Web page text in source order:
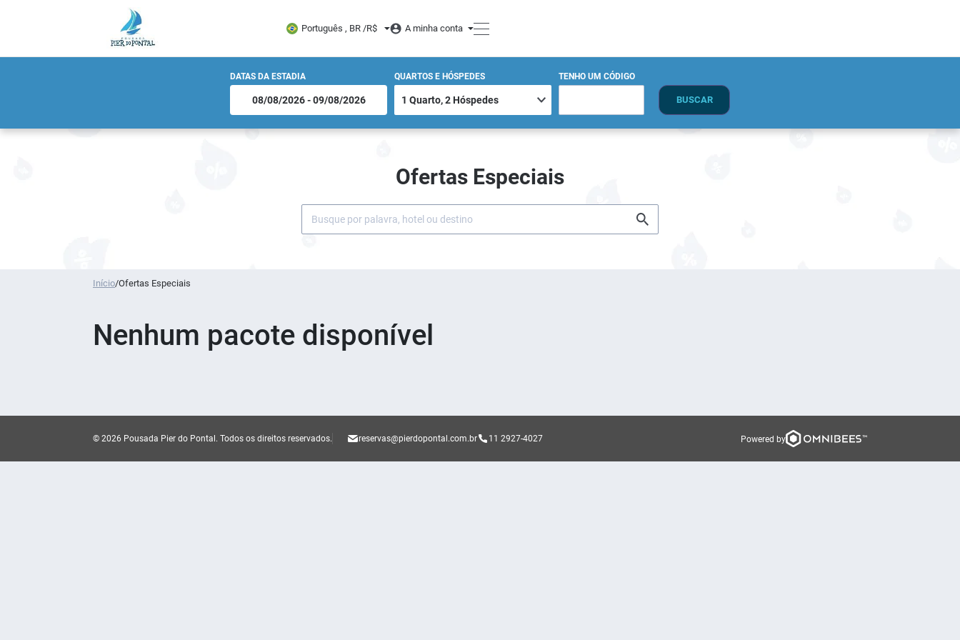
Português , BR /R$ A minha conta
DATAS DA ESTADIA QUARTOS E HÓSPEDES TENHO UM CÓDIGO
BUSCAR
Ofertas Especiais
Início/Ofertas Especiais
Nenhum pacote disponível
reservas@pierdopontal.com.br 11 2927-4027
© 2026 Pousada Pier do Pontal. Todos os direitos reservados. Powered by